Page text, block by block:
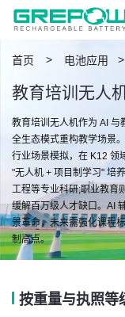
首页 > 电池应用 >
教育培训无人
教育培训无人机作为 AI 与
全生态模式重构教学场景
行业场景模拟，在 K12 领
"无人机 + 项目制学习" 培
工程等专业科研;职业教育
缓解百万级人才缺口。AI
景革命，未来需强化课程
制高点。
按重量与执照等